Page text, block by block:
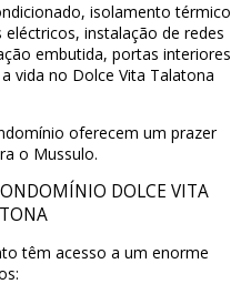
isolamento térmico
instalação de redes
embutida, portas interiores
vida no Dolce Vita Talatona
oferecem um prazer
o Mussulo.
DOLCE VITA
têm acesso a um enorme